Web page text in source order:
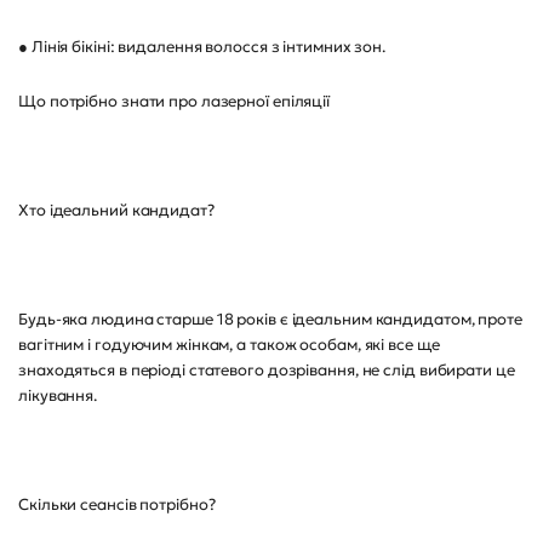
● Лінія бікіні: видалення волосся з інтимних зон.
Що потрібно знати про лазерної епіляції
Хто ідеальний кандидат?
Будь-яка людина старше 18 років є ідеальним кандидатом, проте
вагітним і годуючим жінкам, а також особам, які все ще
знаходяться в періоді статевого дозрівання, не слід вибирати це
лікування.
Скільки сеансів потрібно?